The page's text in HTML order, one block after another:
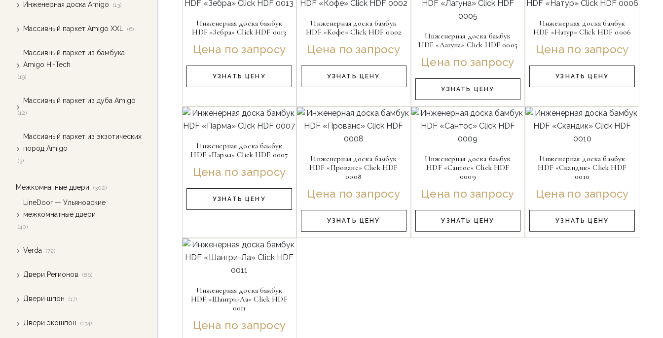
Инженерная доска Amigo (13)
Массивный паркет Amigo XXL (6)
Массивный паркет из бамбука
Amigo Hi-Tech
(19)
Массивный паркет из дуба Amigo
(12)
Массивный паркет из экзотических
пород Amigo
(3)
Межкомнатные двери (302)
LineDoor — Ульяновские
межкомнатные двери
(40)
Verda (72)
Двери Регионов (86)
Двери шпон (17)
Двери экошпон (134)
Инженерная доска бамбук
HDF «Зебра» Click HDF 0013
Цена по запросу
УЗНАТЬ ЦЕНУ
Инженерная доска бамбук
HDF «Кофе» Click HDF 0002
Цена по запросу
УЗНАТЬ ЦЕНУ
Инженерная доска бамбук
HDF «Лагуна» Click HDF 0005
Цена по запросу
УЗНАТЬ ЦЕНУ
Инженерная доска бамбук
HDF «Натур» Click HDF 0006
Цена по запросу
УЗНАТЬ ЦЕНУ
Инженерная доска бамбук
HDF «Парма» Click HDF 0007
Цена по запросу
УЗНАТЬ ЦЕНУ
Инженерная доска бамбук
HDF «Прованс» Click HDF
0008
Цена по запросу
УЗНАТЬ ЦЕНУ
Инженерная доска бамбук
HDF «Сантос» Click HDF
0009
Цена по запросу
УЗНАТЬ ЦЕНУ
Инженерная доска бамбук
HDF «Скандик» Click HDF
0010
Цена по запросу
УЗНАТЬ ЦЕНУ
Инженерная доска бамбук
HDF «Шангри-Ла» Click HDF
0011
Цена по запросу